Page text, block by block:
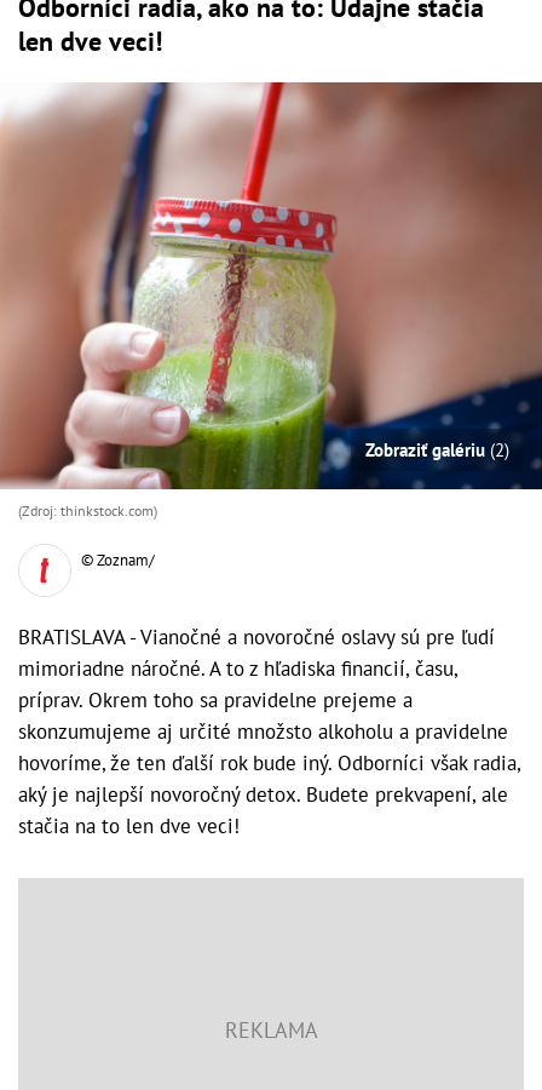
Odborníci radia, ako na to: Údajne stačia
len dve veci!
Zobraziť galériu (2)
(Zdroj: thinkstock.com)
© Zoznam/
BRATISLAVA - Vianočné a novoročné oslavy sú pre ľudí
mimoriadne náročné. A to z hľadiska financií, času,
príprav. Okrem toho sa pravidelne prejeme a
skonzumujeme aj určité množsto alkoholu a pravidelne
hovoríme, že ten ďalší rok bude iný. Odborníci však radia,
aký je najlepší novoročný detox. Budete prekvapení, ale
stačia na to len dve veci!